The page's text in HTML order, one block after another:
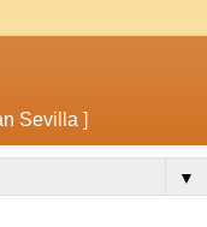
Sevilla ]
▼